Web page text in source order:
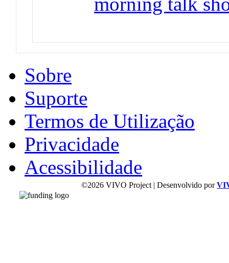
Sobre
Suporte
Termos de Utilização
Privacidade
Acessibilidade
©2026 VIVO Project | Desenvolvido por